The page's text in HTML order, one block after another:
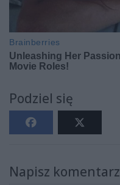
Podziel się
Napisz komentarz